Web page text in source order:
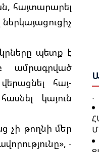
հայտարարել
պետք է
ամրագրված
հայ-
կայուն
չի թողնի մեր
-